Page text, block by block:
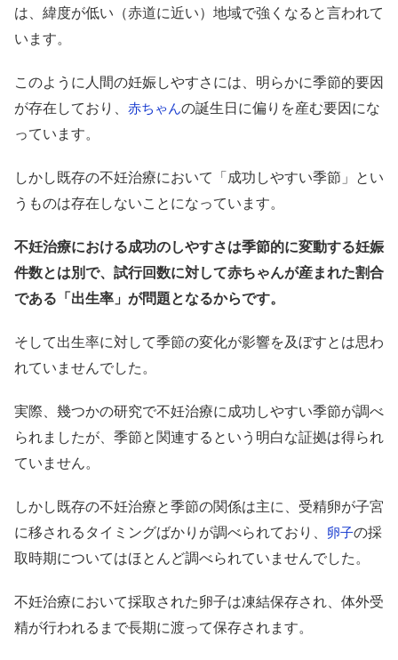
は、緯度が低い（赤道に近い）地域で強くなると言われて
います。
このように人間の妊娠しやすさには、明らかに季節的要因
が存在しており、 赤ちゃんの誕生日に偏りを産む要因にな
っています。
しかし既存の不妊治療において「成功しやすい季節」とい
うものは存在しないことになっています。
不妊治療における成功のしやすさは季節的に変動する妊娠
件数とは別で、試行回数に対して赤ちゃんが産まれた割合
である「出生率」が問題となるからです。
そして出生率に対して季節の変化が影響を及ぼすとは思わ
れていませんでした。
実際、幾つかの研究で不妊治療に成功しやすい季節が調べ
られましたが、季節と関連するという明白な証拠は得られ
ていません。
しかし既存の不妊治療と季節の関係は主に、受精卵が子宮
に移されるタイミングばかりが調べられており、 卵子の採
取時期についてはほとんど調べられていませんでした。
不妊治療において採取された卵子は凍結保存され、体外受
精が行われるまで長期に渡って保存されます。